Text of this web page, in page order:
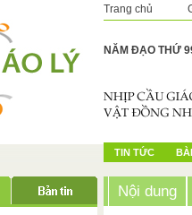
Trang chủ
NĂM ĐẠO THỨ
TIN TỨC
Nội dung